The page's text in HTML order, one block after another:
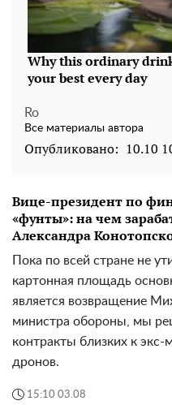
Ro
Все материалы автора
Опубликовано: 10.10
Вице-президент по
«фунты»: на чем
Александра
Пока по всей стране не
картонная площадь
является возвращение
министра обороны, мы
контракты близких к экс-
дронов.
15:10 03.08